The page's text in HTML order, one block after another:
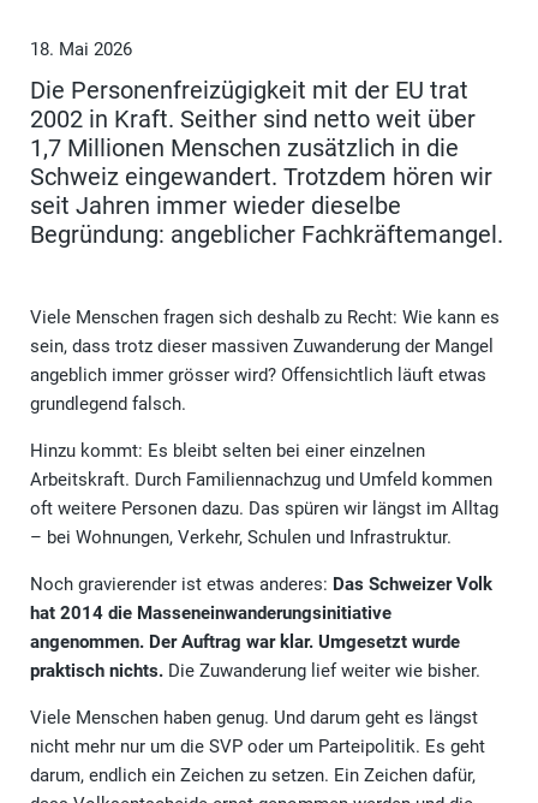
18. Mai 2026
Die Personenfreizügigkeit mit der EU trat
2002 in Kraft. Seither sind netto weit über
1,7 Millionen Menschen zusätzlich in die
Schweiz eingewandert. Trotzdem hören wir
seit Jahren immer wieder dieselbe
Begründung: angeblicher Fachkräftemangel.
Viele Menschen fragen sich deshalb zu Recht: Wie kann es
sein, dass trotz dieser massiven Zuwanderung der Mangel
angeblich immer grösser wird? Offensichtlich läuft etwas
grundlegend falsch.
Hinzu kommt: Es bleibt selten bei einer einzelnen
Arbeitskraft. Durch Familiennachzug und Umfeld kommen
oft weitere Personen dazu. Das spüren wir längst im Alltag
– bei Wohnungen, Verkehr, Schulen und Infrastruktur.
Noch gravierender ist etwas anderes: Das Schweizer Volk
hat 2014 die Masseneinwanderungsinitiative
angenommen. Der Auftrag war klar. Umgesetzt wurde
praktisch nichts. Die Zuwanderung lief weiter wie bisher.
Viele Menschen haben genug. Und darum geht es längst
nicht mehr nur um die SVP oder um Parteipolitik. Es geht
darum, endlich ein Zeichen zu setzen. Ein Zeichen dafür,